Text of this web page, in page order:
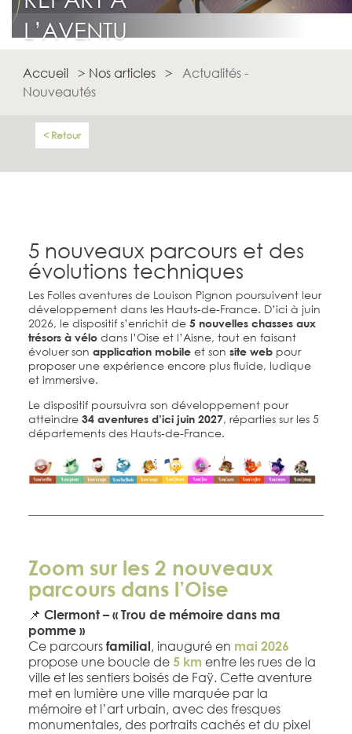
L’AVENTU
RE
Accueil > Nos articles >
Actualités -
Nouveautés
Retour
5 nouveaux parcours et des
évolutions techniques
Les Folles aventures de Louison Pignon poursuivent leur
développement dans les Hauts-de-France. D’ici à juin
2026, le dispositif s’enrichit de 5 nouvelles chasses aux
trésors à vélodans l’Oise et l’Aisne, tout en faisant
évoluer son application mobileet son site webpour
proposer une expérience encore plus fluide, ludique
et immersive.
Le dispositif poursuivra son développement pour
atteindre 34 aventures d’ici juin 2027, réparties sur les 5
départements des Hauts-de-France.
Zoom sur les 2 nouveaux
parcours dans l’Oise
📌 Clermont – « Trou de mémoire dans ma
pomme »
Ce parcours familial, inauguré en mai 2026
propose une boucle de 5 km entre les rues de la
ville et les sentiers boisés de Faÿ. Cette aventure
met en lumière une ville marquée par la
mémoire et l’art urbain, avec des fresques
monumentales, des portraits cachés et du pixel